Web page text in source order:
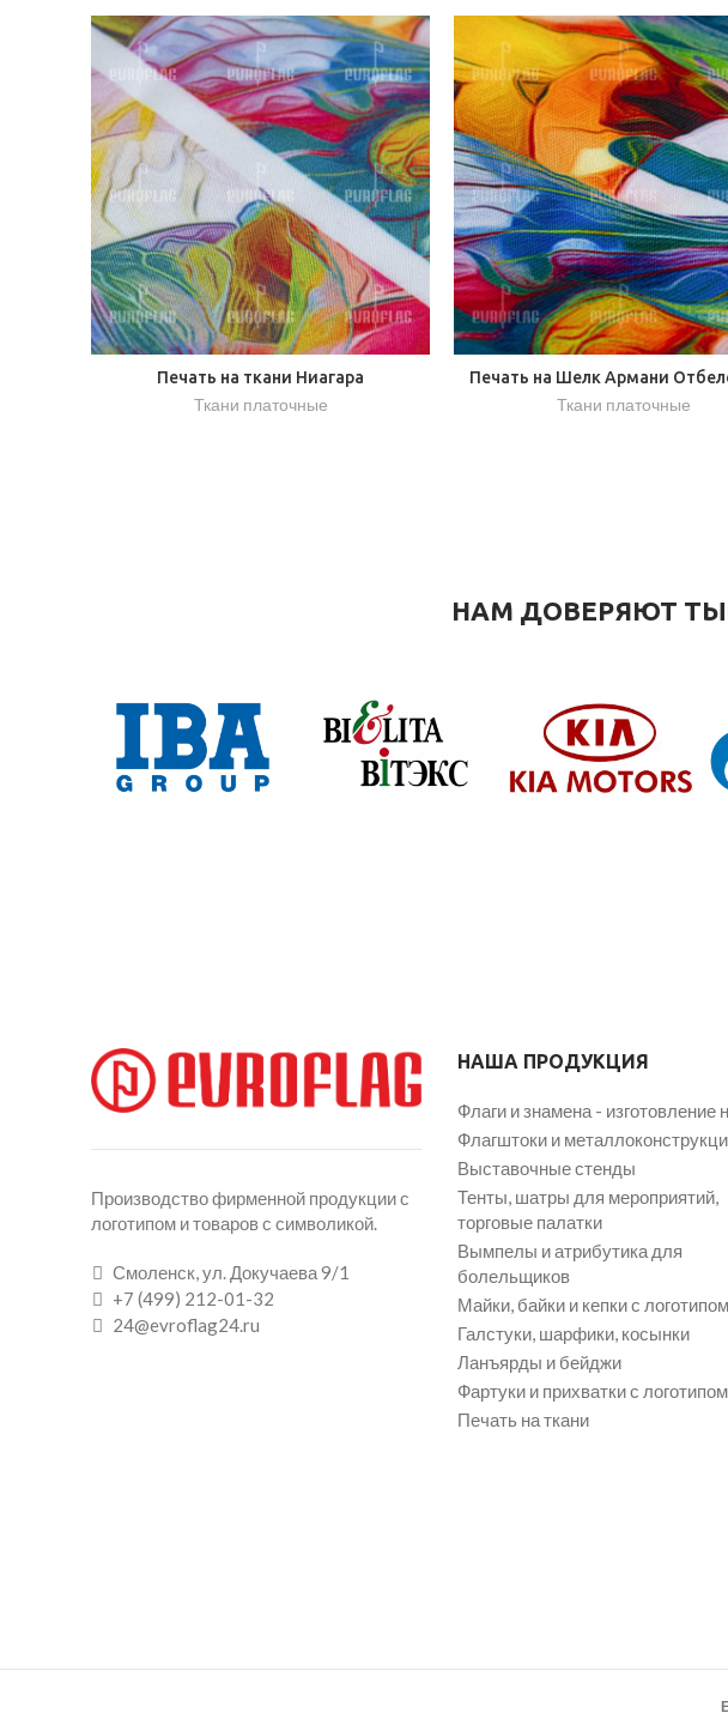
Печать на ткани Ниагара
Ткани платочные
Печать на Шелк Армани
Ткани платочные
НАМ ДОВЕРЯЮТ
Производство фирменной продукции с
логотипом и товаров с символикой.
Смоленск, ул. Докучаева 9/1
+7 (499) 212-01-32
24@evroflag24.ru
НАША ПРОДУКЦИЯ
Флаги и знамена - изготовление
Флагштоки и
Выставочные стенды
Тенты, шатры для мероприятий,
торговые палатки
Вымпелы и атрибутика для
болельщиков
Майки, байки и кепки с логотипом
Галстуки, шарфики, косынки
Ланъярды и бейджи
Фартуки и прихватки с логотипом
Печать на ткани